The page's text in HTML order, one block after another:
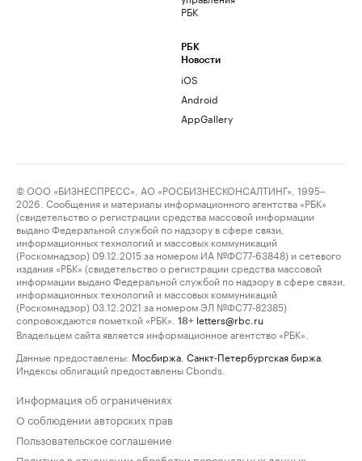
РБК
РБК
Новости
iOS
Android
AppGallery
© ООО «БИЗНЕСПРЕСС», АО «РОСБИЗНЕСКОНСАЛТИНГ», 1995–
2026. Сообщения и материалы информационного агентства «РБК»
(свидетельство о регистрации средства массовой информации
выдано Федеральной службой по надзору в сфере связи,
информационных технологий и массовых коммуникаций
(Роскомнадзор) 09.12.2015 за номером ИА №ФС77-63848) и сетевого
издания «РБК» (свидетельство о регистрации средства массовой
информации выдано Федеральной службой по надзору в сфере связи,
информационных технологий и массовых коммуникаций
(Роскомнадзор) 03.12.2021 за номером ЭЛ №ФС77-82385)
сопровождаются пометкой «РБК».
18+ letters@rbc.ru
Владельцем сайта является информационное агентство «РБК».
Данные предоставлены: Мосбиржа Санкт-Петербургская биржа
Индексы облигаций предоставлены Cbonds.
Информация об ограничениях
О соблюдении авторских прав
Пользовательское соглашение